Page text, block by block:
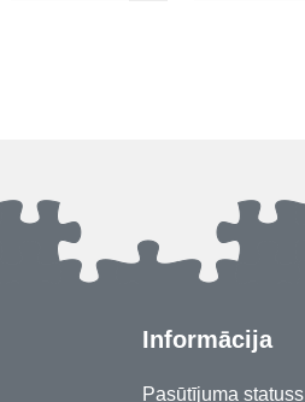
Informācija
Pasūtījuma statuss